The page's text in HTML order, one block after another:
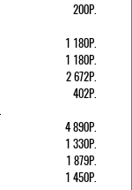
200Р.
1 180Р.
1 180Р.
2 672Р.
402Р.
4 890Р.
1 330Р.
1 879Р.
1 450Р.